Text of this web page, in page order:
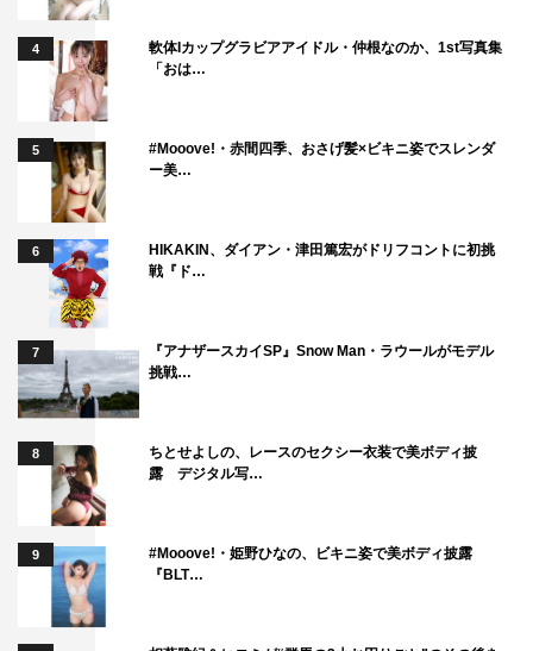
4
軟体Iカップグラビアアイドル・仲根なのか、1st写真集
「おは…
5
#Mooove!・赤間四季、おさげ髪×ビキニ姿でスレンダ
ー美…
6
HIKAKIN、ダイアン・津田篤宏がドリフコントに初挑
戦『ド…
7
『アナザースカイSP』Snow Man・ラウールがモデル
挑戦…
8
ちとせよしの、レースのセクシー衣装で美ボディ披
露 デジタル写…
9
#Mooove!・姫野ひなの、ビキニ姿で美ボディ披露
『BLT…